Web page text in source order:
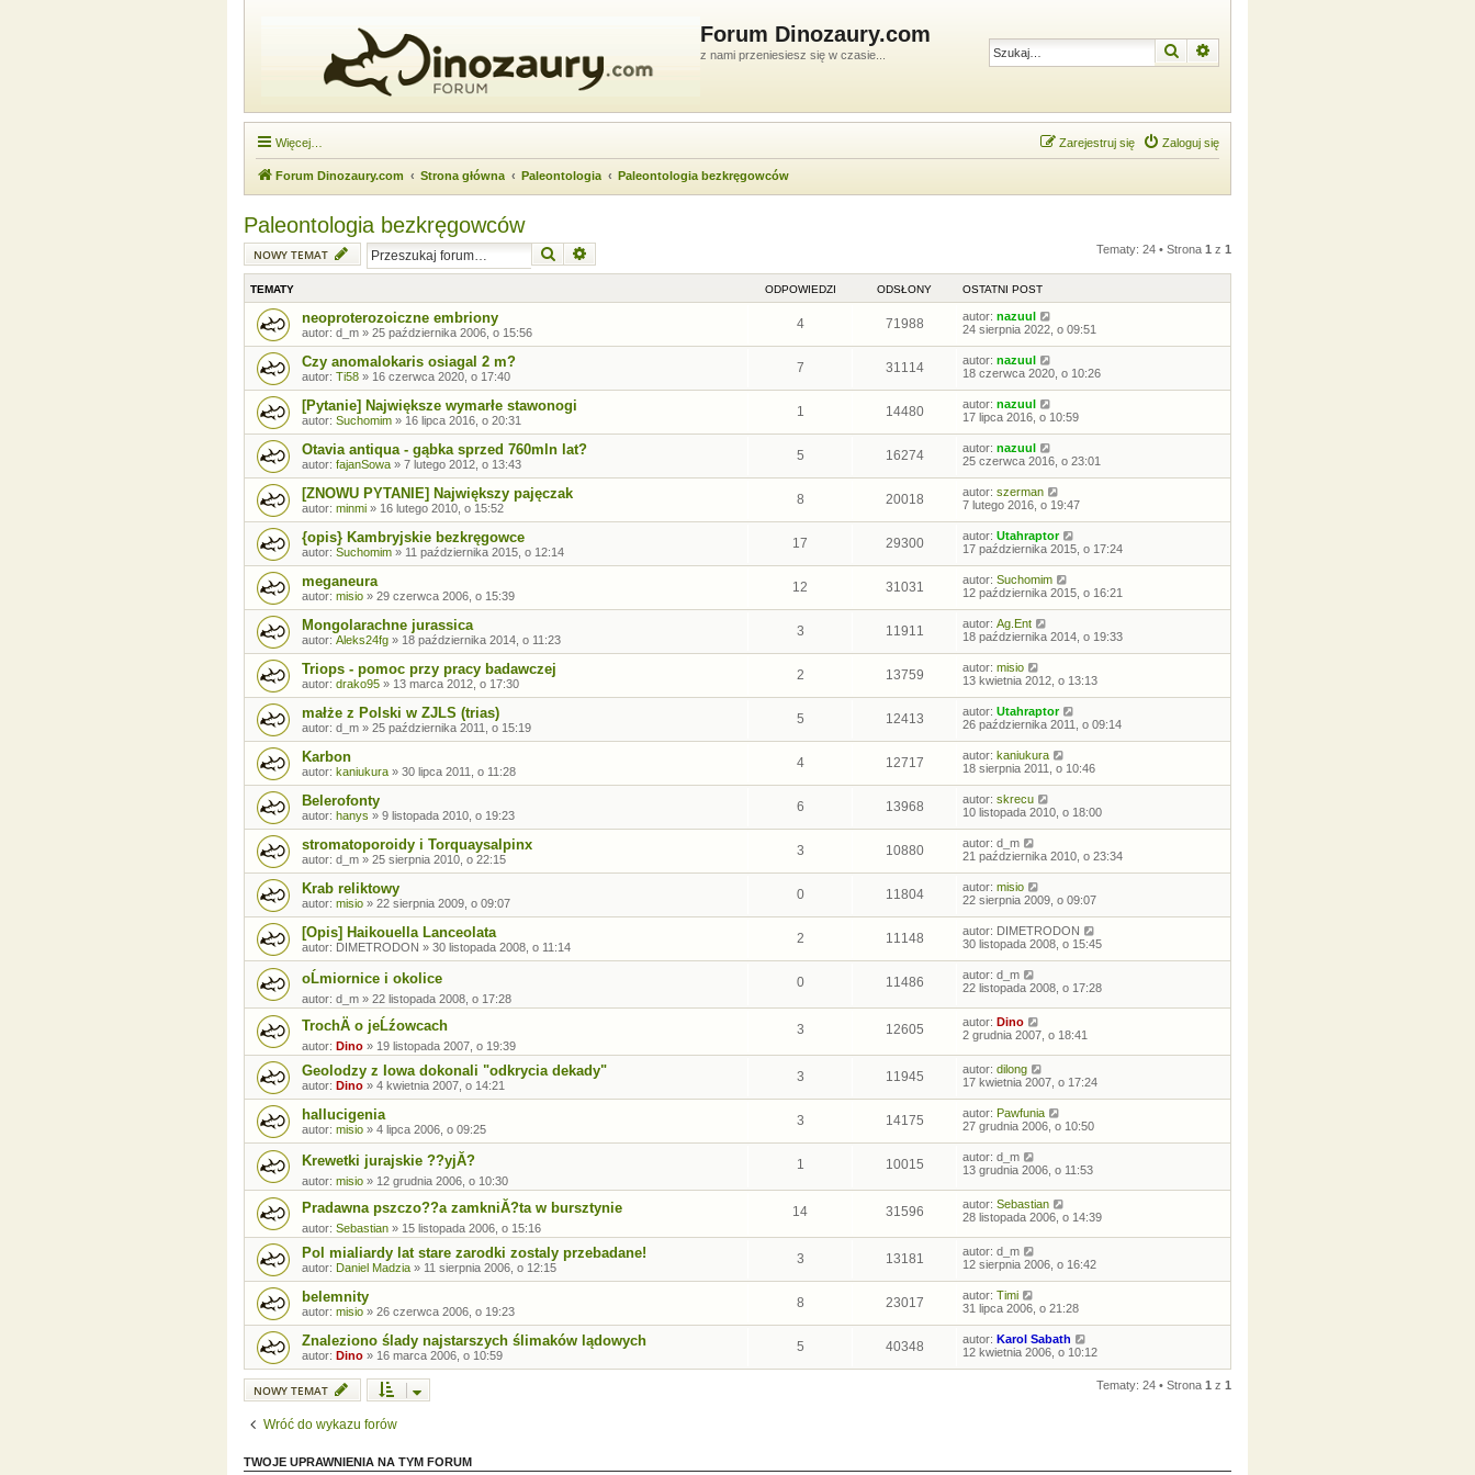
Forum Dinozaury.com
z nami przeniesiesz się w czasie... Szukaj
Więcej… Zaloguj się
Zarejestruj się
Forum Dinozaury.com Strona główna Paleontologia Paleontologia bezkręgowców
Paleontologia bezkręgowców
NOWY TEMAT Szukaj Tematy: 24 • Strona 1 z 1
TEMATY ODPOWIEDZI ODSŁONY OSTATNI POST
neoproterozoiczne embriony
autor: d_m » 25 października 2006, o 15:56
4 71988 autor: nazuul
24 sierpnia 2022, o 09:51
Czy anomalokaris osiagal 2 m?
autor: Ti58 » 16 czerwca 2020, o 17:40
7 31114 autor: nazuul
18 czerwca 2020, o 10:26
[Pytanie] Największe wymarłe stawonogi
autor: Suchomim » 16 lipca 2016, o 20:31
1 14480 autor: nazuul
17 lipca 2016, o 10:59
Otavia antiqua - gąbka sprzed 760mln lat?
autor: fajanSowa » 7 lutego 2012, o 13:43
5 16274 autor: nazuul
25 czerwca 2016, o 23:01
[ZNOWU PYTANIE] Największy pajęczak
autor: minmi » 16 lutego 2010, o 15:52
8 20018 autor: szerman
7 lutego 2016, o 19:47
{opis} Kambryjskie bezkręgowce
autor: Suchomim » 11 października 2015, o 12:14
17 29300 autor: Utahraptor
17 października 2015, o 17:24
meganeura
autor: misio » 29 czerwca 2006, o 15:39
12 31031 autor: Suchomim
12 października 2015, o 16:21
Mongolarachne jurassica
autor: Aleks24fg » 18 października 2014, o 11:23
3 11911 autor: Ag.Ent
18 października 2014, o 19:33
Triops - pomoc przy pracy badawczej
autor: drako95 » 13 marca 2012, o 17:30
2 13759 autor: misio
13 kwietnia 2012, o 13:13
małże z Polski w ZJLS (trias)
autor: d_m » 25 października 2011, o 15:19
5 12413 autor: Utahraptor
26 października 2011, o 09:14
Karbon
autor: kaniukura » 30 lipca 2011, o 11:28
4 12717 autor: kaniukura
18 sierpnia 2011, o 10:46
Belerofonty
autor: hanys » 9 listopada 2010, o 19:23
6 13968 autor: skrecu
10 listopada 2010, o 18:00
stromatoporoidy i Torquaysalpinx
autor: d_m » 25 sierpnia 2010, o 22:15
3 10880 autor: d_m
21 października 2010, o 23:34
Krab reliktowy
autor: misio » 22 sierpnia 2009, o 09:07
0 11804 autor: misio
22 sierpnia 2009, o 09:07
[Opis] Haikouella Lanceolata
autor: DIMETRODON » 30 listopada 2008, o 11:14
2 11148 autor: DIMETRODON
30 listopada 2008, o 15:45
oĹmiornice i okolice
autor: d_m » 22 listopada 2008, o 17:28
0 11486 autor: d_m
22 listopada 2008, o 17:28
TrochÄ o jeĹźowcach
autor: Dino » 19 listopada 2007, o 19:39
3 12605 autor: Dino
2 grudnia 2007, o 18:41
Geolodzy z Iowa dokonali "odkrycia dekady"
autor: Dino » 4 kwietnia 2007, o 14:21
3 11945 autor: dilong
17 kwietnia 2007, o 17:24
hallucigenia
autor: misio » 4 lipca 2006, o 09:25
3 14175 autor: Pawfunia
27 grudnia 2006, o 10:50
Krewetki jurajskie ??yjĂ?
autor: misio » 12 grudnia 2006, o 10:30
1 10015 autor: d_m
13 grudnia 2006, o 11:53
Pradawna pszczo??a zamkniĂ?ta w bursztynie
autor: Sebastian » 15 listopada 2006, o 15:16
14 31596 autor: Sebastian
28 listopada 2006, o 14:39
Pol mialiardy lat stare zarodki zostaly przebadane!
autor: Daniel Madzia » 11 sierpnia 2006, o 12:15
3 13181 autor: d_m
12 sierpnia 2006, o 16:42
belemnity
autor: misio » 26 czerwca 2006, o 19:23
8 23017 autor: Timi
31 lipca 2006, o 21:28
Znaleziono ślady najstarszych ślimaków lądowych
autor: Dino » 16 marca 2006, o 10:59
5 40348 autor: Karol Sabath
12 kwietnia 2006, o 10:12
NOWY TEMAT Tematy: 24 • Strona 1 z 1
Wróć do wykazu forów
TWOJE UPRAWNIENIA NA TYM FORUM